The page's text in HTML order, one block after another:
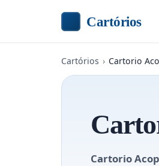
Cartórios
Cartórios › Cartorio
Cartorio